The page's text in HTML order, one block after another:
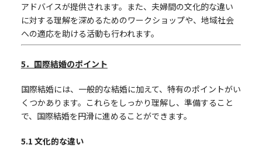
アドバイスが提供されます。また、夫婦間の文化的な違い
に対する理解を深めるためのワークショップや、地域社会
への適応を助ける活動も行われます。
5．国際結婚のポイント
国際結婚には、一般的な結婚に加えて、特有のポイントがい
くつかあります。これらをしっかり理解し、準備すること
で、国際結婚を円滑に進めることができます。
5.1 文化的な違い